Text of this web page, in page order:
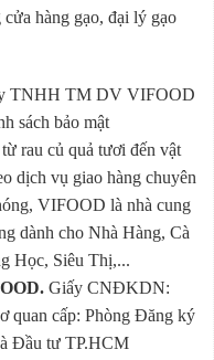
hàng gạo, đại lý gạo
TNHH TM DV VIFOOD
sách bảo mật
rau củ quả tươi đến vật
dịch vụ giao hàng chuyên
VIFOOD là nhà cung
dành cho Nhà Hàng, Cà
Học, Siêu Thị,...
Giấy CNĐKDN:
quan cấp: Phòng Đăng ký
Đầu tư TP.HCM